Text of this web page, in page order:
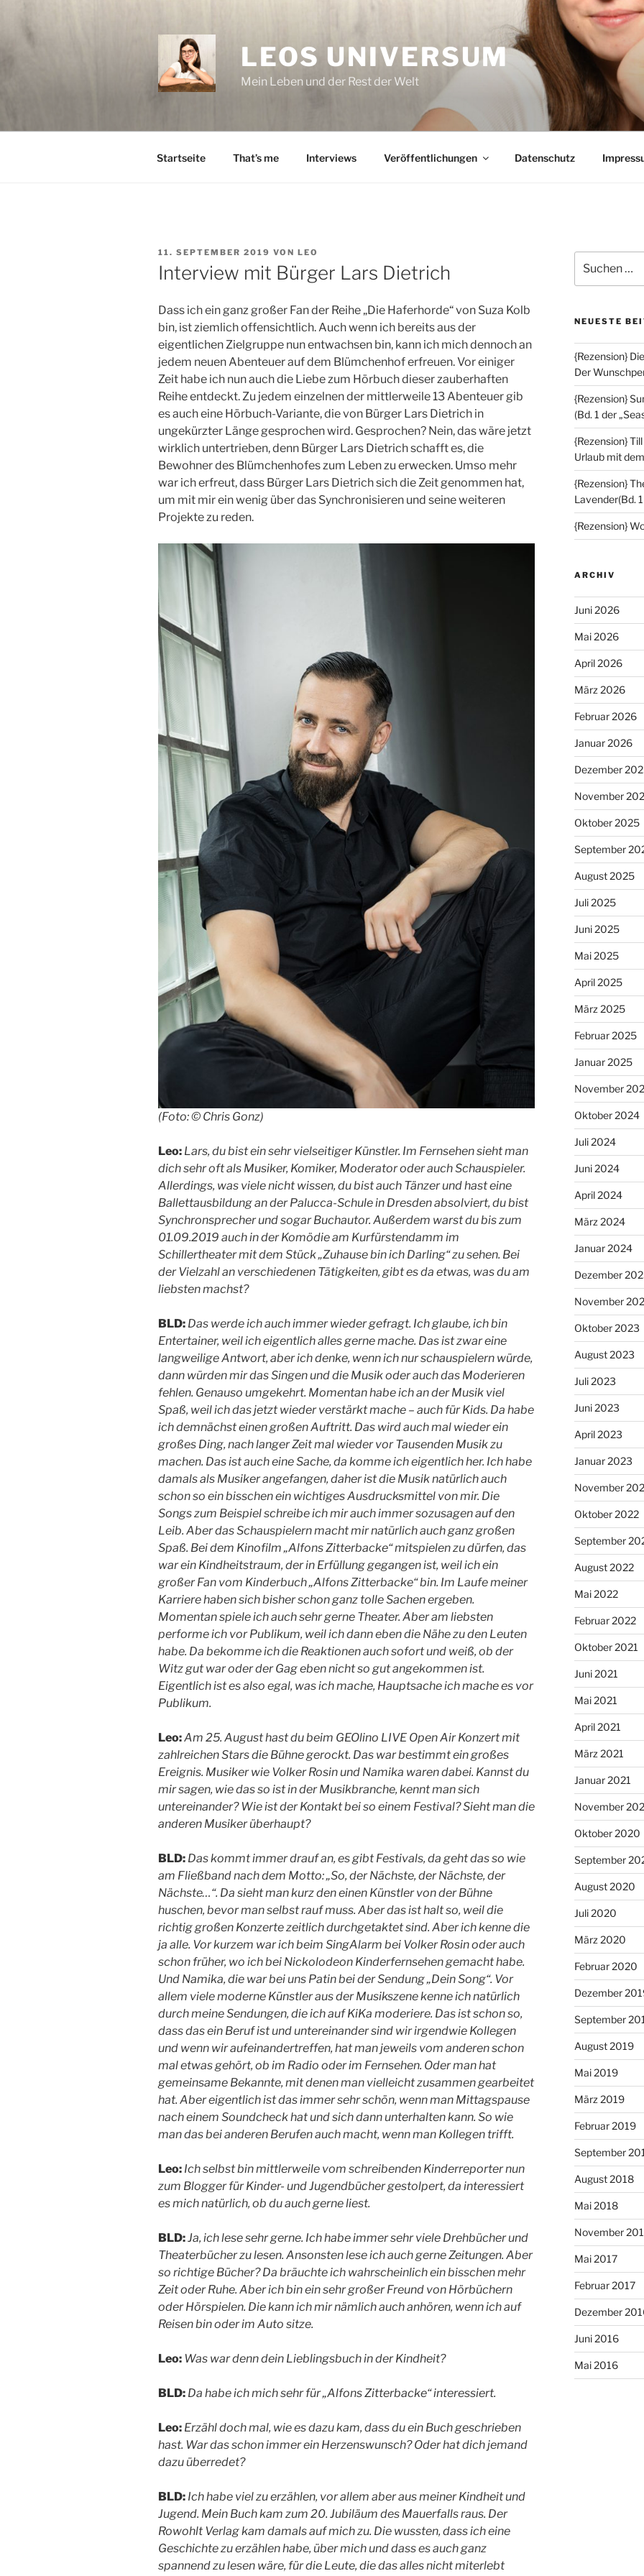
LEOS UNIVERSUM
Mein Leben und der Rest der Welt
Startseite That’s me Interviews Veröffentlichungen Datenschutz
VERÖFFENTLICHT
AM
11. SEPTEMBER 2019 VON LEO
Interview mit Bürger Lars Dietrich
Dass ich ein ganz großer Fan der Reihe „Die Haferhorde“ von Suza Kolb
bin, ist ziemlich offensichtlich. Auch wenn ich bereits aus der
eigentlichen Zielgruppe nun entwachsen bin, kann ich mich dennoch an
jedem neuen Abenteuer auf dem Blümchenhof erfreuen. Vor einiger
Zeit habe ich nun auch die Liebe zum Hörbuch dieser zauberhaften
Reihe entdeckt. Zu jedem einzelnen der mittlerweile 13 Abenteuer gib
es auch eine Hörbuch-Variante, die von Bürger Lars Dietrich in
ungekürzter Länge gesprochen wird. Gesprochen? Nein, das wäre jetzt
wirklich untertrieben, denn Bürger Lars Dietrich schafft es, die
Bewohner des Blümchenhofes zum Leben zu erwecken. Umso mehr
war ich erfreut, dass Bürger Lars Dietrich sich die Zeit genommen hat,
um mit mir ein wenig über das Synchronisieren und seine weiteren
Projekte zu reden.
(Foto: © Chris Gonz)
Leo: Lars, du bist ein sehr vielseitiger Künstler. Im Fernsehen sieht man
dich sehr oft als Musiker, Komiker, Moderator oder auch Schauspieler.
Allerdings, was viele nicht wissen, du bist auch Tänzer und hast eine
Ballettausbildung an der Palucca-Schule in Dresden absolviert, du bist
Synchronsprecher und sogar Buchautor. Außerdem warst du bis zum
01.09.2019 auch in der Komödie am Kurfürstendamm im
Schillertheater mit dem Stück „Zuhause bin ich Darling“ zu sehen. Bei
der Vielzahl an verschiedenen Tätigkeiten, gibt es da etwas, was du am
liebsten machst?
BLD: Das werde ich auch immer wieder gefragt. Ich glaube, ich bin
Entertainer, weil ich eigentlich alles gerne mache. Das ist zwar eine
langweilige Antwort, aber ich denke, wenn ich nur schauspielern würde,
dann würden mir das Singen und die Musik oder auch das Moderieren
fehlen. Genauso umgekehrt. Momentan habe ich an der Musik viel
Spaß, weil ich das jetzt wieder verstärkt mache – auch für Kids. Da habe
ich demnächst einen großen Auftritt. Das wird auch mal wieder ein
großes Ding, nach langer Zeit mal wieder vor Tausenden Musik zu
machen. Das ist auch eine Sache, da komme ich eigentlich her. Ich habe
damals als Musiker angefangen, daher ist die Musik natürlich auch
schon so ein bisschen ein wichtiges Ausdrucksmittel von mir. Die
Songs zum Beispiel schreibe ich mir auch immer sozusagen auf den
Leib. Aber das Schauspielern macht mir natürlich auch ganz großen
Spaß. Bei dem Kinofilm „Alfons Zitterbacke“ mitspielen zu dürfen, das
war ein Kindheitstraum, der in Erfüllung gegangen ist, weil ich ein
großer Fan vom Kinderbuch „Alfons Zitterbacke“ bin. Im Laufe meiner
Karriere haben sich bisher schon ganz tolle Sachen ergeben.
Momentan spiele ich auch sehr gerne Theater. Aber am liebsten
performe ich vor Publikum, weil ich dann eben die Nähe zu den Leuten
habe. Da bekomme ich die Reaktionen auch sofort und weiß, ob der
Witz gut war oder der Gag eben nicht so gut angekommen ist.
Eigentlich ist es also egal, was ich mache, Hauptsache ich mache es vor
Publikum.
Leo:Am 25. August hast du beim GEOlino LIVE Open Air Konzert mit
zahlreichen Stars die Bühne gerockt. Das war bestimmt ein großes
Ereignis. Musiker wie Volker Rosin und Namika waren dabei. Kannst du
mir sagen, wie das so ist in der Musikbranche, kennt man sich
untereinander? Wie ist der Kontakt bei so einem Festival? Sieht man die
anderen Musiker überhaupt?
BLD: Das kommt immer drauf an, es gibt Festivals, da geht das so wie
am Fließband nach dem Motto: „So, der Nächste, der Nächste, der
Nächste…“. Da sieht man kurz den einen Künstler von der Bühne
huschen, bevor man selbst rauf muss. Aber das ist halt so, weil die
richtig großen Konzerte zeitlich durchgetaktet sind. Aber ich kenne die
ja alle. Vor kurzem war ich beim SingAlarm bei Volker Rosin oder auch
schon früher, wo ich bei Nickolodeon Kinderfernsehen gemacht habe.
Und Namika, die war bei uns Patin bei der Sendung „Dein Song“. Vor
allem viele moderne Künstler aus der Musikszene kenne ich natürlich
durch meine Sendungen, die ich auf KiKa moderiere. Das ist schon so,
dass das ein Beruf ist und untereinander sind wir irgendwie Kollegen
und wenn wir aufeinandertreffen, hat man jeweils vom anderen schon
mal etwas gehört, ob im Radio oder im Fernsehen. Oder man hat
gemeinsame Bekannte, mit denen man vielleicht zusammen gearbeitet
hat. Aber eigentlich ist das immer sehr schön, wenn man Mittagspause
nach einem Soundcheck hat und sich dann unterhalten kann. So wie
man das bei anderen Berufen auch macht, wenn man Kollegen trifft.
Leo: Ich selbst bin mittlerweile vom schreibenden Kinderreporter nun
zum Blogger für Kinder- und Jugendbücher gestolpert, da interessiert
es mich natürlich, ob du auch gerne liest.
BLD:Ja, ich lese sehr gerne. Ich habe immer sehr viele Drehbücher und
Theaterbücher zu lesen. Ansonsten lese ich auch gerne Zeitungen. Aber
so richtige Bücher? Da bräuchte ich wahrscheinlich ein bisschen mehr
Zeit oder Ruhe. Aber ich bin ein sehr großer Freund von Hörbüchern
oder Hörspielen. Die kann ich mir nämlich auch anhören, wenn ich auf
Reisen bin oder im Auto sitze.
Leo: Was war denn dein Lieblingsbuch in der Kindheit?
BLD: Da habe ich mich sehr für „Alfons Zitterbacke“ interessiert.
Leo: Erzähl doch mal, wie es dazu kam, dass du ein Buch geschrieben
hast. War das schon immer ein Herzenswunsch? Oder hat dich jemand
dazu überredet?
BLD: Ich habe viel zu erzählen, vor allem aber aus meiner Kindheit und
Jugend. Mein Buch kam zum 20. Jubiläum des Mauerfalls raus. Der
Rowohlt Verlag kam damals auf mich zu. Die wussten, dass ich eine
Geschichte zu erzählen habe, über mich und dass es auch ganz
spannend zu lesen wäre, für die Leute, die das alles nicht miterlebt
nach:
NEUESTE
{Rezension}
Der
{Rezension}
(Bd. 1 der
{Rezension}
Urlaub mit
{Rezension}
Lavender(Bd.
{Rezension}
ARCHIV
Juni 2026
Mai 2026
April 2026
März 2026
Februar 2026
Januar 2026
Dezember
November
Oktober 2025
September
August 2025
Juli 2025
Juni 2025
Mai 2025
April 2025
März 2025
Februar 2025
Januar 2025
November
Oktober 2024
Juli 2024
Juni 2024
April 2024
März 2024
Januar 2024
Dezember
November
Oktober 2023
August 2023
Juli 2023
Juni 2023
April 2023
Januar 2023
November
Oktober 2022
September
August 2022
Mai 2022
Februar 2022
Oktober 2021
Juni 2021
Mai 2021
April 2021
März 2021
Januar 2021
November
Oktober 2020
September
August 2020
Juli 2020
März 2020
Februar 2020
Dezember
September
August 2019
Mai 2019
März 2019
Februar 2019
September
August 2018
Mai 2018
November
Mai 2017
Februar 2017
Dezember
Juni 2016
Mai 2016